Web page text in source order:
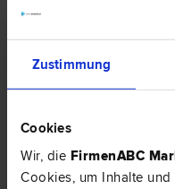
Zustimmung
Cookies
Wir, die FirmenABC
Cookies, um Inhalte